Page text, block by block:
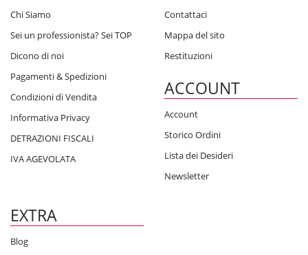
Chi Siamo
Sei un professionista? Sei TOP
Dicono di noi
Pagamenti & Spedizioni
Condizioni di Vendita
Informativa Privacy
DETRAZIONI FISCALI
IVA AGEVOLATA
Contattaci
Mappa del sito
Restituzioni
ACCOUNT
Account
Storico Ordini
Lista dei Desideri
Newsletter
EXTRA
Blog